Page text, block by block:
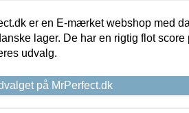
er en E-mærket webshop med
lager. De har en rigtig flot score
udvalg.
på MrPerfect.dk